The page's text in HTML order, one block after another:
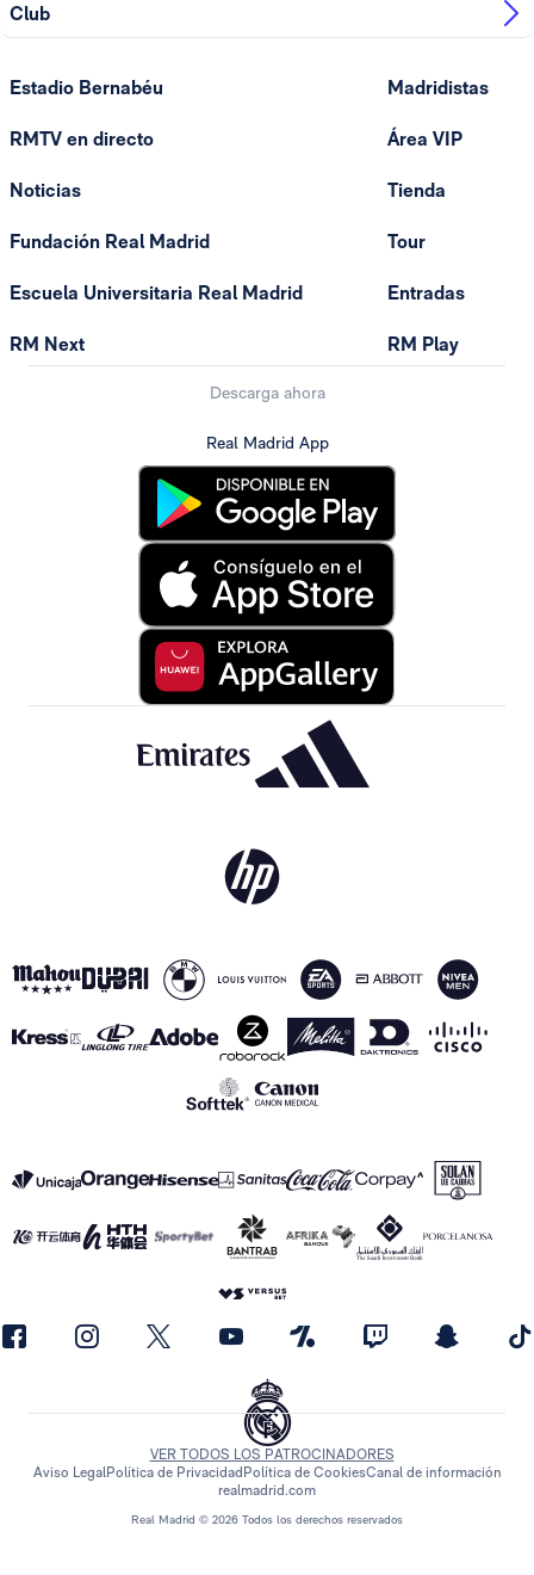
Club
Estadio Bernabéu
RMTV en directo
Noticias
Fundación Real Madrid
Escuela Universitaria Real Madrid
RM Next
Madridistas
Área VIP
Tienda
Tour
Entradas
RM Play
Descarga ahora
Real Madrid App
Real Madrid © 2026 Todos los derechos reservados
VER TODOS LOS PATROCINADORES
Aviso LegalPolítica de Privacidad Política de CookiesCanal de información
realmadrid.com